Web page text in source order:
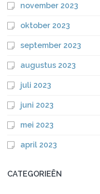
november 2023
oktober 2023
september 2023
augustus 2023
juli 2023
juni 2023
mei 2023
april 2023
CATEGORIEËN